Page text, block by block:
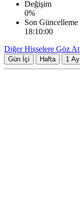
Değişim
0%
Son Güncelleme
18:10:00
Diğer Hisselere Göz At
Gün İçi Hafta 1 Ay